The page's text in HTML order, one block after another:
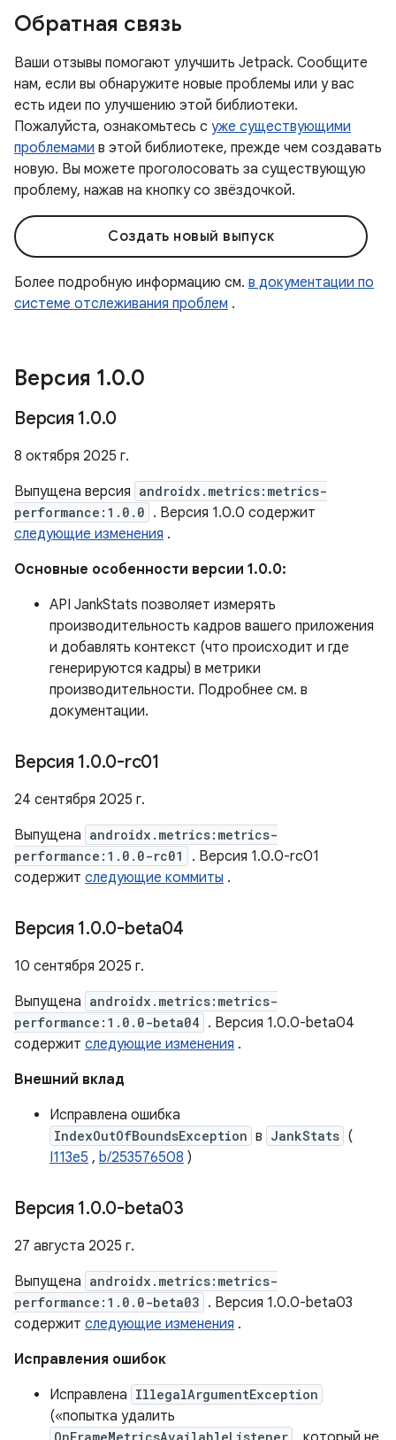
Обратная связь
Ваши отзывы помогают улучшить Jetpack. Сообщите
нам, если вы обнаружите новые проблемы или у вас
есть идеи по улучшению этой библиотеки.
Пожалуйста, ознакомьтесь с уже существующими
проблемами в этой библиотеке, прежде чем создавать
новую. Вы можете проголосовать за существующую
проблему, нажав на кнопку со звёздочкой.
Создать новый выпуск
Более подробную информацию см. в документации по
системе отслеживания проблем .
Версия 1.0.0
Версия 1.0.0
8 октября 2025 г.
Выпущена версия androidx.metrics:metrics-
performance:1.0.0 . Версия 1.0.0 содержит
следующие изменения .
Основные особенности версии 1.0.0:
API JankStats позволяет измерять
производительность кадров вашего приложения
и добавлять контекст (что происходит и где
генерируются кадры) в метрики
производительности. Подробнее см. в
документации.
Версия 1.0.0-rc01
24 сентября 2025 г.
Выпущена androidx.metrics:metrics-
performance:1.0.0-rc01
. Версия 1.0.0-rc01
содержит следующие коммиты .
Версия 1.0.0-beta04
10 сентября 2025 г.
Выпущена androidx.metrics:metrics-
performance:1.0.0-beta04 . Версия 1.0.0-beta04
содержит следующие изменения .
Внешний вклад
Исправлена ​​ошибка
IndexOutOfBoundsException в JankStats (
I113e5 , b/253576508 )
Версия 1.0.0-beta03
27 августа 2025 г.
Выпущена androidx.metrics:metrics-
performance:1.0.0-beta03 . Версия 1.0.0-beta03
содержит следующие изменения .
Исправления ошибок
Исправлена IllegalArgumentException
(«попытка удалить